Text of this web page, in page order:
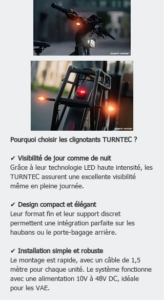
Pourquoi choisir les clignotants TURNTEC ?
✔ Visibilité de jour comme de nuit
Grâce à leur technologie LED haute intensité, les
TURNTEC assurent une excellente visibilité
même en pleine journée.
✔ Design compact et élégant
Leur format fin et leur support discret
permettent une intégration parfaite sur les
haubans ou le porte-bagage arrière.
✔ Installation simple et robuste
Le montage est rapide, avec un câble de 1,5
mètre pour chaque unité. Le système fonctionne
avec une alimentation 10V à 48V DC, idéale
pour les VAE.